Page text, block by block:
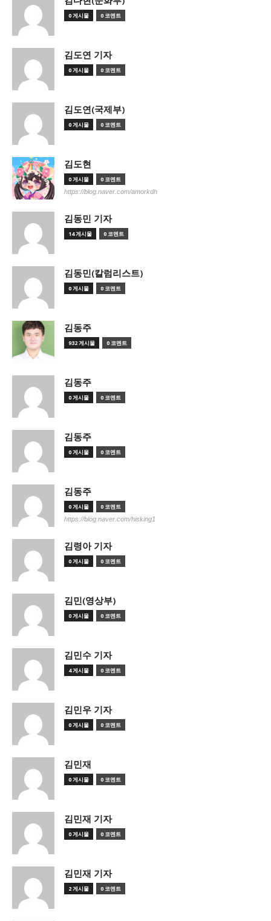
0 게시물 0 코멘트
김도연 기자
0 게시물 0 코멘트
김도연(국제부)
0 게시물 0 코멘트
김도현
0 게시물 0 코멘트
https://blog.naver.com/amorkdh
김동민 기자
14 게시물 0 코멘트
김동민(칼럼리스트)
0 게시물 0 코멘트
김동주
932 게시물 0 코멘트
김동주
0 게시물 0 코멘트
김동주
0 게시물 0 코멘트
김동주
0 게시물 0 코멘트
https://blog.naver.com/hisking1
김령아 기자
0 게시물 0 코멘트
김민(영상부)
0 게시물 0 코멘트
김민수 기자
4 게시물 0 코멘트
김민우 기자
0 게시물 0 코멘트
김민재
0 게시물 0 코멘트
김민재 기자
0 게시물 0 코멘트
김민재 기자
2 게시물 0 코멘트